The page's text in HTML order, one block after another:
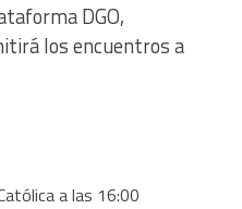
DGO,
los encuentros a
a las 16:00